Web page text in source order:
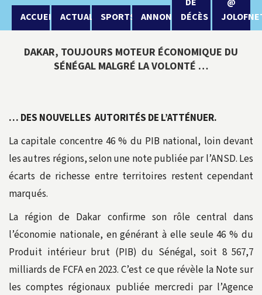
ACCUEIL ACTUALITÉSPORTS ANNONCESDÉCÈS
DAKAR, TOUJOURS MOTEUR ÉCONOMIQUE DU
SÉNÉGAL MALGRÉ LA VOLONTÉ …
… DES NOUVELLES AUTORITÉS DE L’ATTÉNUER.
La capitale concentre 46 % du PIB national, loin devant
les autres régions, selon une note publiée par l’ANSD. Les
écarts de richesse entre territoires restent cependant
marqués.
La région de Dakar confirme son rôle central dans
l’économie nationale, en générant à elle seule 46 % du
Produit intérieur brut (PIB) du Sénégal, soit 8 567,7
milliards de FCFA en 2023. C’est ce que révèle la Note sur
les comptes régionaux publiée mercredi par l’Agence